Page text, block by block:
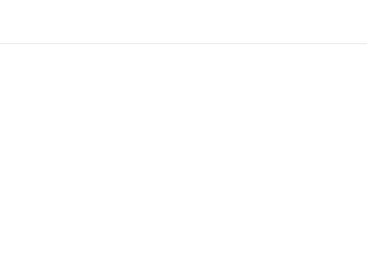
Four) των Πανελλήνιων Αγώνων Καλαθοσφαίρισης,